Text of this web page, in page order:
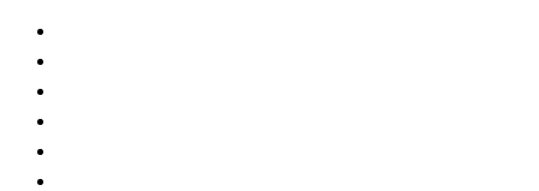
Zum
Inhalt
springen